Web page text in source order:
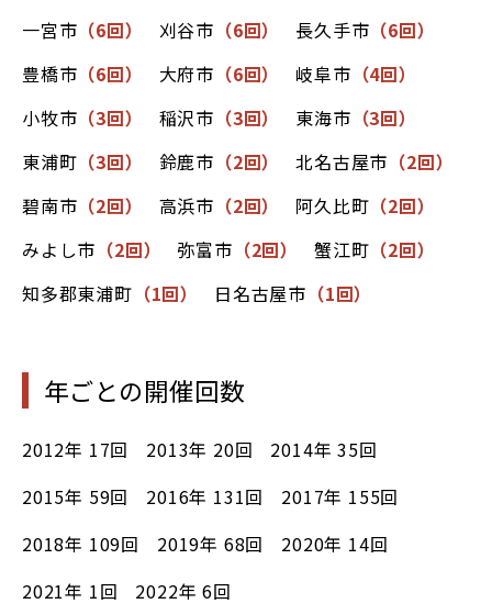
一宮市 （6回） 刈谷市 （6回） 長久手市 （6回）
豊橋市 （6回） 大府市 （6回） 岐阜市 （4回）
小牧市 （3回） 稲沢市 （3回） 東海市 （3回）
東浦町 （3回） 鈴鹿市 （2回） 北名古屋市 （2回）
碧南市 （2回） 高浜市 （2回） 阿久比町 （2回）
みよし市 （2回） 弥富市 （2回） 蟹江町 （2回）
知多郡東浦町 （1回） 日名古屋市 （1回）
年ごとの開催回数
2012年 17回 2013年 20回 2014年35回
2015年 59回 2016年 131回 2017年 155回
2018年 109回 2019年 68回 2020年 14回
2021年 1回 2022年6回